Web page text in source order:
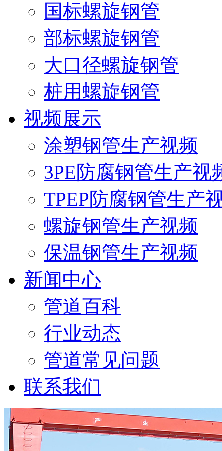
国标螺旋钢管
部标螺旋钢管
大口径螺旋钢管
桩用螺旋钢管
视频展示
涂塑钢管生产视频
3PE防腐钢管生产视
TPEP防腐钢管生产
螺旋钢管生产视频
保温钢管生产视频
新闻中心
管道百科
行业动态
管道常见问题
联系我们